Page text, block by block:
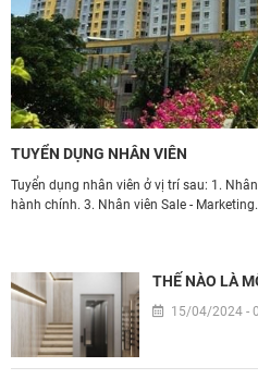
TUYỂN DỤNG NHÂN VIÊN
Tuyển dụng nhân viên ở vị trí sau: 1.
hành chính. 3. Nhân viên Sale - Marketing.
THẾ NÀO LÀ
15/04/2024 -